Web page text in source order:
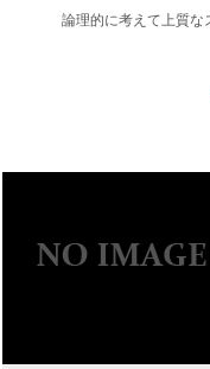
論理的に考えて上質な